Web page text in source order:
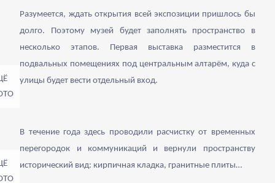
Разумеется, ждать открытия всей экспозиции пришлось бы
долго. Поэтому музей будет заполнять пространство в
несколько этапов. Первая выставка разместится в
подвальных помещениях под центральным алтарём, куда с
улицы будет вести отдельный вход.
В течение года здесь проводили расчистку от временных
перегородок и коммуникаций и вернули пространству
исторический вид: кирпичная кладка, гранитные плиты…